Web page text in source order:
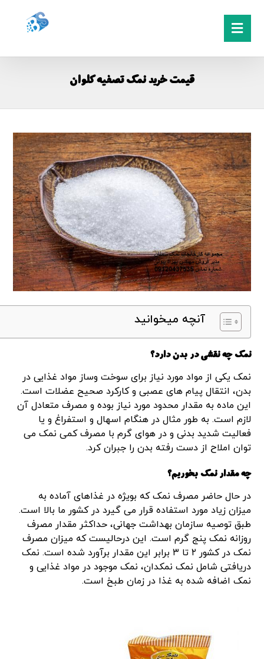
قیمت خرید نمک تصفیه کلوان
آنچه میخوانید
نمک چه نقشی در بدن دارد؟
نمک یکی از مواد مورد نیاز برای سوخت وساز مواد غذایی در
بدن، انتقال پیام های عصبی و کارکرد صحیح عضلات است.
این ماده به مقدار محدود مورد نیاز بوده و مصرف متعادل آن
لازم است. به طور مثال در هنگام اسهال و استفراغ و یا
فعالیت شدید بدنی و در هوای گرم با مصرف کمی نمک می
توان املاح از دست رفته بدن را جبران کرد.
چه مقدار نمک بخوریم؟
در حال حاضر مصرف نمک که بویژه در غذاهای آماده به
میزان زیاد مورد استفاده قرار می گیرد در کشور ما بالا است.
طبق توصیه سازمان بهداشت جهانی، حداکثر مقدار مصرف
روزانه نمک پنج گرم است. این درحالیست که میزان مصرف
نمک در کشور ۲ تا ۳ برابر این مقدار برآورد شده است. نمک
دریافتی شامل نمک نمکدان، نمک موجود در مواد غذایی و
نمک اضافه شده به غذا در زمان طبخ است.